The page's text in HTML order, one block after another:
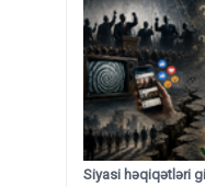
Siyasi həqiqətləri